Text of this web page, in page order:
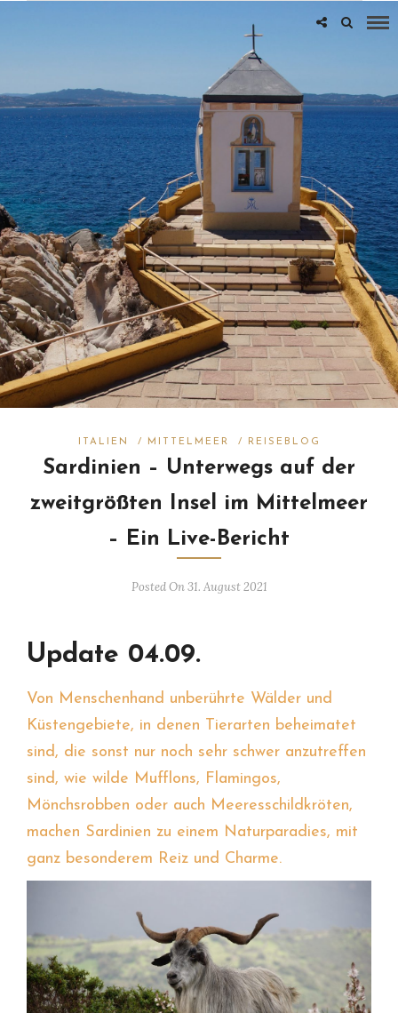
ITALIEN / MITTELMEER / REISEBLOG
Sardinien – Unterwegs auf der
zweitgrößten Insel im Mittelmeer
– Ein Live-Bericht
Posted On 31. August 2021
Update 04.09.
Von Menschenhand unberührte Wälder und
Küstengebiete, in denen Tierarten beheimatet
sind, die sonst nur noch sehr schwer anzutreffen
sind, wie wilde Mufflons, Flamingos,
Mönchsrobben oder auch Meeresschildkröten,
machen Sardinien zu einem Naturparadies, mit
ganz besonderem Reiz und Charme.